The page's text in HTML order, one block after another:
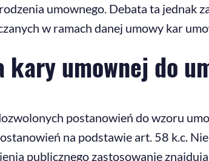
umownego. Debata ta jednak
w ramach danej umowy kar
kary umownej do
postanowień do wzoru
na podstawie art. 58 k.c.
publicznego zastosowanie